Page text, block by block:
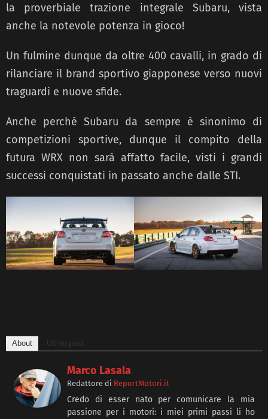
la proverbiale trazione integrale Subaru, vista
anche la notevole potenza in gioco!
Un fulmine dunque da oltre 400 cavalli, in grado di
rilanciare il brand sportivo giapponese verso nuovi
traguardi e nuove sfide.
Anche perché Subaru da sempre è sinonimo di
competizioni sportive, dunque il compito della
futura WRX non sarà affatto facile, visti i grandi
successi conquistati in passato anche dalle STI.
About Ultimi post
Marco Lasala
Redattore di ReportMotori.it
Credo di esser nato per comunicare la mia
passione per i motori: i miei primi passi li ho